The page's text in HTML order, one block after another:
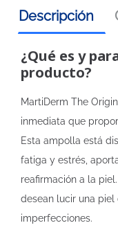
Descripción
¿Qué es y
producto?
MartiDerm The
inmediata que
Esta ampolla está
fatiga y estrés,
reafirmación a la
desean lucir una
imperfecciones.